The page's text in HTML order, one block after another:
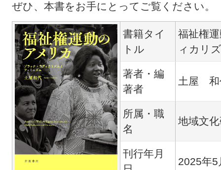
ぜひ、本書をお手にとってご覧ください。
書籍タイ
トル
福祉権
ィカリ
著者・編
著者
土屋 和
所属・職
名
地域文
刊行年月
2025年5